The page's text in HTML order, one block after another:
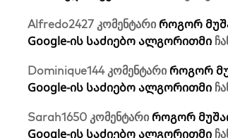
Alfredo2427კომენტარი როგორ
Google-ის საძიებო ალგორითმი
Dominique144კომენტარი როგორ
Google-ის საძიებო ალგორითმი
Sarah1650კომენტარი როგორ
Google-ის საძიებო ალგორითმი